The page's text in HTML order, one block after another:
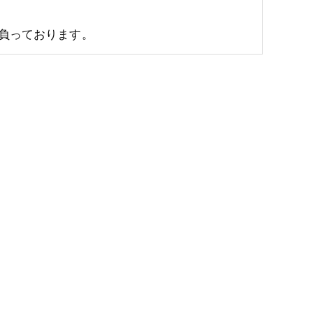
っております。